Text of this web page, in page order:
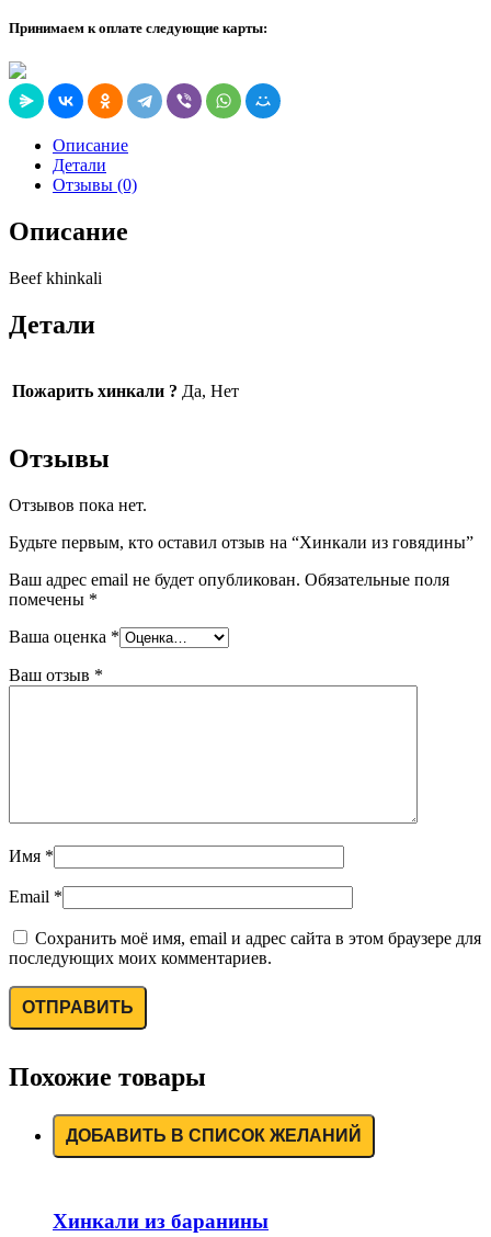
Принимаем к оплате следующие карты:
Описание
Детали
Отзывы (0)
Описание
Beef khinkali
Детали
Пожарить хинкали ? Да, Нет
Отзывы
Отзывов пока нет.
Будьте первым, кто оставил отзыв на “Хинкали из говядины”
Ваш адрес email не будет опубликован. Обязательные поля
помечены *
Ваша оценка *
Ваш отзыв *
Имя *
Email *
Сохранить моё имя, email и адрес сайта в этом браузере для
последующих моих комментариев.
Похожие товары
ДОБАВИТЬ В СПИСОК ЖЕЛАНИЙ
Хинкали из баранины